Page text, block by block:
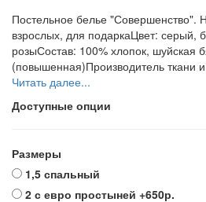
Постельное белье "Совершенство".
взрослых, для подаркаЦвет: серый,
розыСостав: 100% хлопок, шуйская
(повышенная)Производитель ткани
Читать далее...
Доступные опции
Размеры
1,5 спальный
2 с евро простыней +650р.